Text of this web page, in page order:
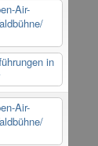
Air-
in
Air-